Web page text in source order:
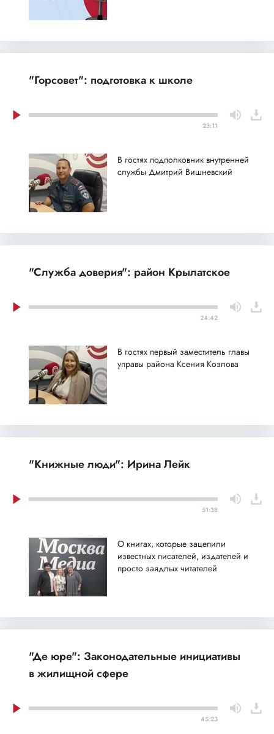
"Горсовет": подготовка к школе
23:11
В гостях подполковник внутренней
службы Дмитрий Вишневский
"Служба доверия": район Крылатское
24:42
В гостях первый заместитель главы
управы района Ксения Козлова
"Книжные люди": Ирина Лейк
51:38
О книгах, которые зацепили
известных писателей, издателей и
просто заядлых читателей
"Де юре": Законодательные инициативы
в жилищной сфере
45:23